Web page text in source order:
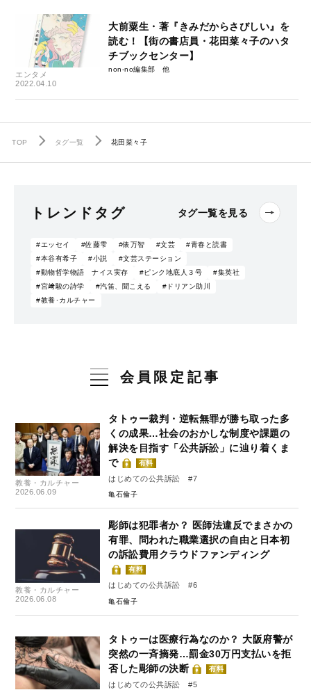
エンタメ
2022.04.10
大前粟生・著『きみだからさびしい』を
読む！【街の書店員・花田菜々子のハタ
チブックセンター】
non-no編集部
TOP タグ一覧 花田菜々子
トレンドタグ タグ一覧を見る
#エッセイ #佐藤雫 #俵万智 #文芸
#青春と読書
#本谷有希子
#小説
#文芸ステーション
#動物哲学物語 ナイス実存
#ピンク地底人３号
#集英社
#宮﨑駿の詩学
#汽笛、聞こえる
#ドリアン助川
#教養･カルチャー
会員限定記事
教養・カルチャー
2026.06.09
タトゥー裁判・逆転無罪が勝ち取った多
くの成果…社会のおかしな制度や課題の
解決を目指す「公共訴訟」に辿り着くま
で
有料
はじめての公共訴訟 #7
亀石倫子
教養・カルチャー
2026.06.08
彫師は犯罪者か？ 医師法違反でまさかの
有罪、問われた職業選択の自由と日本初
の訴訟費用クラウドファンディング
有料
はじめての公共訴訟 #6
亀石倫子
タトゥーは医療行為なのか？ 大阪府警が
突然の一斉摘発…罰金30万円支払いを拒
否した彫師の決断
有料
はじめての公共訴訟 #5